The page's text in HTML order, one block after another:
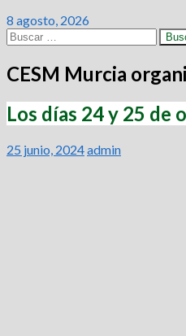
8 agosto, 2026
Buscar:
CESM Murcia
Los días 24 y 25 de
25 junio, 2024admin